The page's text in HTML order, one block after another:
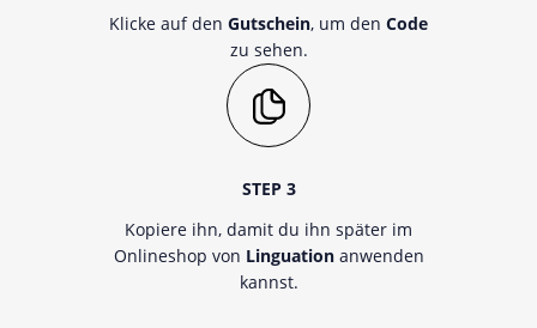
Klicke auf den Gutschein, um den Code
zu sehen.
STEP 3
Kopiere ihn, damit du ihn später im
Onlineshop von Linguationanwenden
kannst.